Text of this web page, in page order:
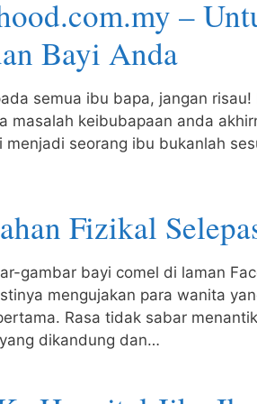
–
Bayi Anda
semua ibu bapa, jangan risau!
masalah keibubapaan anda
menjadi seorang ibu bukanlah
Fizikal
gambar bayi comel di laman
mengujakan para wanita
Rasa tidak sabar
dikandung dan…